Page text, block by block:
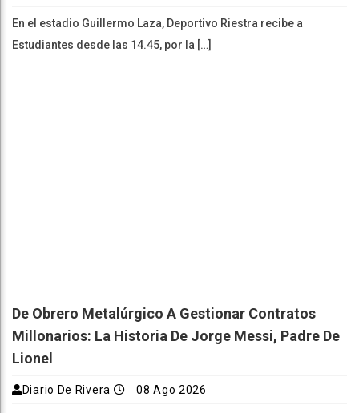
En el estadio Guillermo Laza, Deportivo Riestra recibe a
Estudiantes desde las 14.45, por la […]
De Obrero Metalúrgico A Gestionar Contratos
Millonarios: La Historia De Jorge Messi, Padre De
Lionel
Diario De Rivera 08 Ago 2026